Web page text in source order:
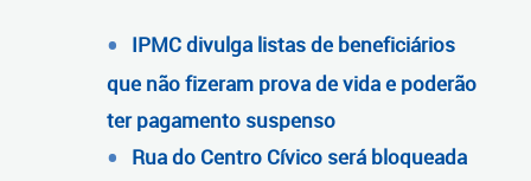
IPMC divulga listas de beneficiários
que não fizeram prova de vida e poderão
ter pagamento suspenso
Rua do Centro Cívico será bloqueada